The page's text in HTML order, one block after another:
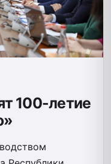
100-летие